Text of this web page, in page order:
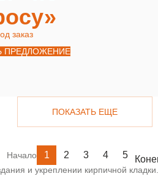
заказ
ПРЕДЛОЖЕНИЕ
ПОКАЗАТЬ ЕЩЕ
Начало 1 2 3 4 5
и укреплении кирпичной